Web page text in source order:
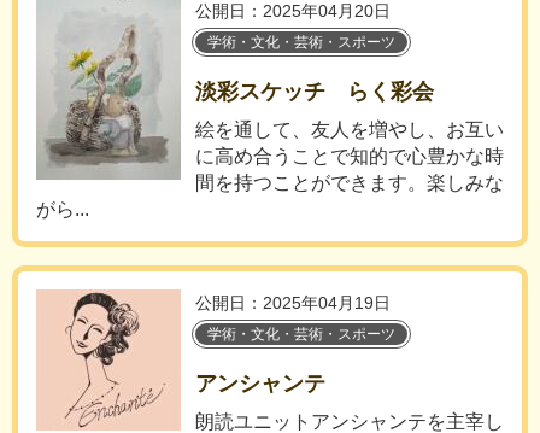
公開日：2025年04月20日
学術・文化・芸術・スポーツ
淡彩スケッチ らく彩会
絵を通して、友人を増やし、お互い
に高め合うことで知的で心豊かな時
間を持つことができます。楽しみな
がら...
公開日：2025年04月19日
学術・文化・芸術・スポーツ
アンシャンテ
朗読ユニットアンシャンテを主宰し